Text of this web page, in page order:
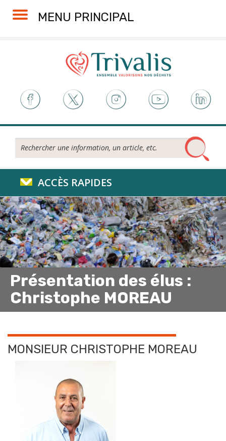
MENU PRINCIPAL
Rechercher...
ACCÈS RAPIDES
Présentation des élus :
Christophe MOREAU
MONSIEUR CHRISTOPHE MOREAU